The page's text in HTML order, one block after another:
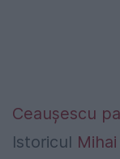
Ceaușescu
Istoricul